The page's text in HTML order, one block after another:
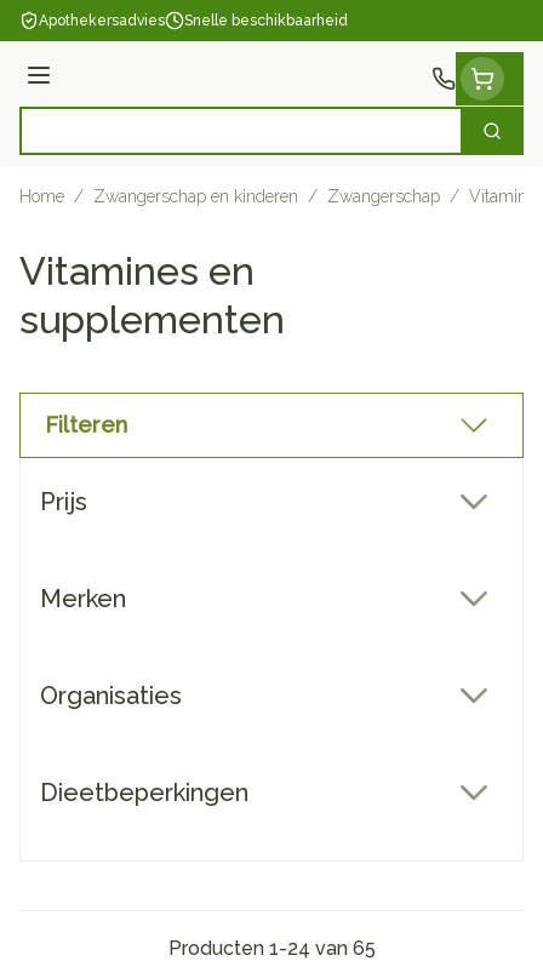
Ga naar de inhoud
Apothekersadvies Snelle beschikbaarheid
Menu
Zoek
Home / Zwangerschap en kinderen / Zwangerschap /
Vitamines en
supplementen
Filteren
Prijs
Merken
Organisaties
Dieetbeperkingen
Producten 1-24 van 65